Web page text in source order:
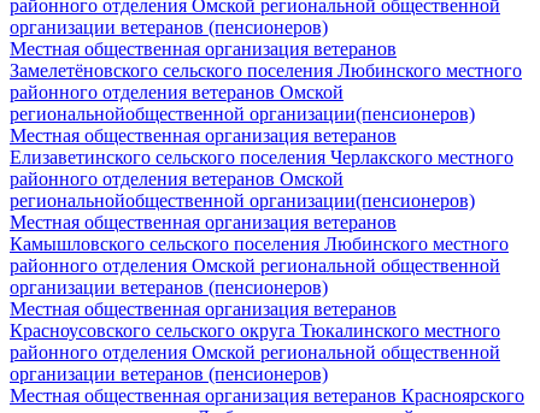
районного отделения Омской региональной общественной
организации ветеранов (пенсионеров)
Местная общественная организация ветеранов
Замелетёновского сельского поселения Любинского местного
районного отделения ветеранов Омской
региональнойобщественной организации(пенсионеров)
Местная общественная организация ветеранов
Елизаветинского сельского поселения Черлакского местного
районного отделения ветеранов Омской
региональнойобщественной организации(пенсионеров)
Местная общественная организация ветеранов
Камышловского сельского поселения Любинского местного
районного отделения Омской региональной общественной
организации ветеранов (пенсионеров)
Местная общественная организация ветеранов
Красноусовского сельского округа Тюкалинского местного
районного отделения Омской региональной общественной
организации ветеранов (пенсионеров)
Местная общественная организация ветеранов Красноярского